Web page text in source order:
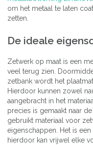
om het metaal te laten
zetten.
De ideale
Zetwerk op maat is een
veel terug zien.
zetbank wordt het
Hierdoor kunnen zowel
aangebracht in het
precies is gemaakt naar
gebruikt materiaal voor
eigenschappen. Het is
hierdoor kan vrijwel elke